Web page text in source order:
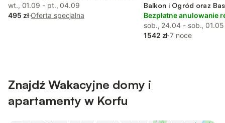
wt., 01.09 - pt., 04.09
495 zł·Oferta specjalna
Balkon i Ogród oraz
Bezpłatne anulowanie
sob., 24.04 - sob., 01.05
1542 zł·7 noce
Znajdź Wakacyjne domy i
apartamenty w Korfu